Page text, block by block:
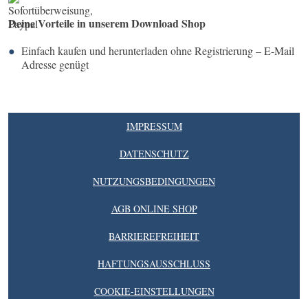
Deine Vorteile in unserem Download Shop
Einfach kaufen und herunterladen ohne Registrierung – E-Mail
Adresse genügt
IMPRESSUM
DATENSCHUTZ
NUTZUNGSBEDINGUNGEN
AGB ONLINE SHOP
BARRIEREFREIHEIT
HAFTUNGSAUSSCHLUSS
COOKIE-EINSTELLUNGEN